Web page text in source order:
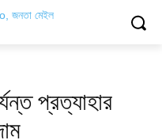
প্রত্যাহার